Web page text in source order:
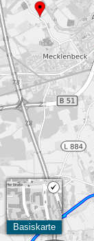
Basiskarte